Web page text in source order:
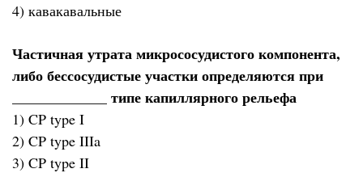
4) кавакавальные
Частичная утрата микрососудистого компонента,
либо бессосудистые участки определяются при
_____________ типе капиллярного рельефа
1) CP type I
2) CP type IIIa
3) CP type II